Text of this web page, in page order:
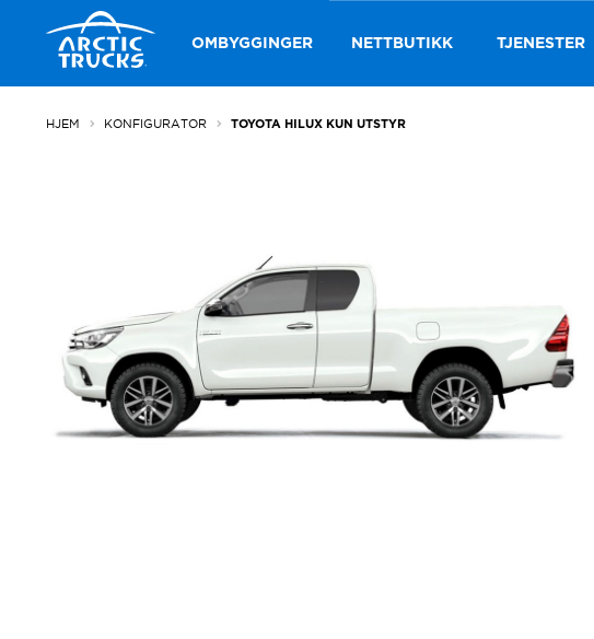
Hopp
til
navigasjon
Hopp
til
innhold
OMBYGGINGER NETTBUTIKK TJENESTER
HJEM KONFIGURATOR TOYOTA HILUX KUN UTSTYR